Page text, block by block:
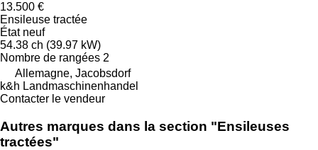
13.500 €
Ensileuse tractée
Étatneuf
54.38 ch (39.97 kW)
Nombre de rangées 2
Allemagne, Jacobsdorf
k&h Landmaschinenhandel
Contacter le vendeur
Autres marques dans la section "Ensileuses
tractées"